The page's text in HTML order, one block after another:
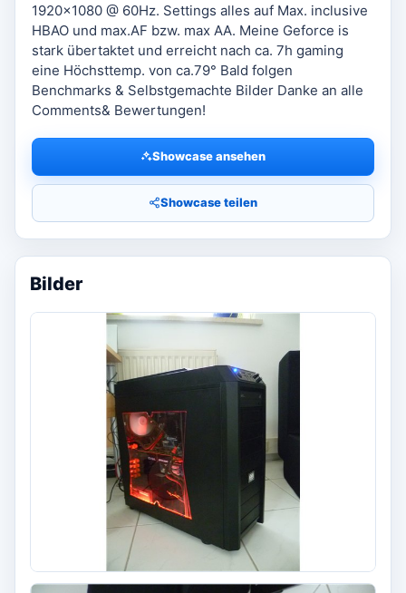
1920x1080 @ 60Hz. Settings alles auf Max. inclusive
HBAO und max.AF bzw. max AA. Meine Geforce is
stark übertaktet und erreicht nach ca. 7h gaming
eine Höchsttemp. von ca.79° Bald folgen
Benchmarks & Selbstgemachte Bilder Danke an alle
Comments& Bewertungen!
Showcase ansehen
Showcase teilen
Bilder